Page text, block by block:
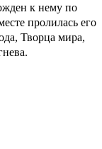
к нему по
пролилась его
Творца мира,